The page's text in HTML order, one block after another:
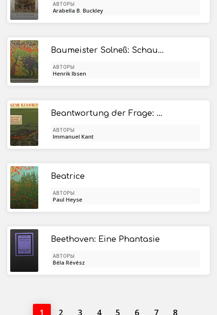
АВТОРЫ
Arabella B. Buckley
Baumeister Solneß: Schauspiel in drei Aufzügen
АВТОРЫ
Henrik Ibsen
Beantwortung der Frage: Was ist Aufklärung?
АВТОРЫ
Immanuel Kant
Beatrice
АВТОРЫ
Paul Heyse
Beethoven: Eine Phantasie
АВТОРЫ
Béla Révész
1 2 3 4 5 6 7 8